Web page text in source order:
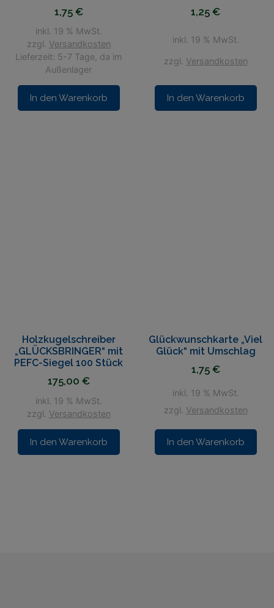
1,75 €
inkl. 19 % MwSt.
zzgl. Versandkosten
Lieferzeit: 5-7 Tage, da im
Außenlager
In den Warenkorb
1,25 €
inkl. 19 % MwSt.
zzgl. Versandkosten
In den Warenkorb
Holzkugelschreiber
„GLÜCKSBRINGER“ mit
PEFC-Siegel 100 Stück
175,00 €
inkl. 19 % MwSt.
zzgl. Versandkosten
In den Warenkorb
Glückwunschkarte „Viel
Glück“ mit Umschlag
1,75 €
inkl. 19 % MwSt.
zzgl. Versandkosten
In den Warenkorb